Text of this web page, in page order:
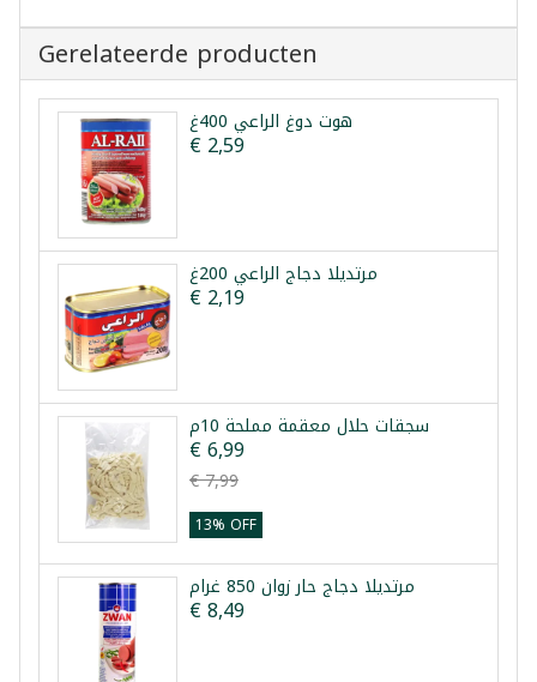
Gerelateerde producten
هوت دوغ الراعي 400غ
€ 2,59
مرتديلا دجاج الراعي 200غ
€ 2,19
سجقات حلال معقمة مملحة 10م
€ 6,99
€ 7,99
13% OFF
مرتديلا دجاج حار زوان 850 غرام
€ 8,49